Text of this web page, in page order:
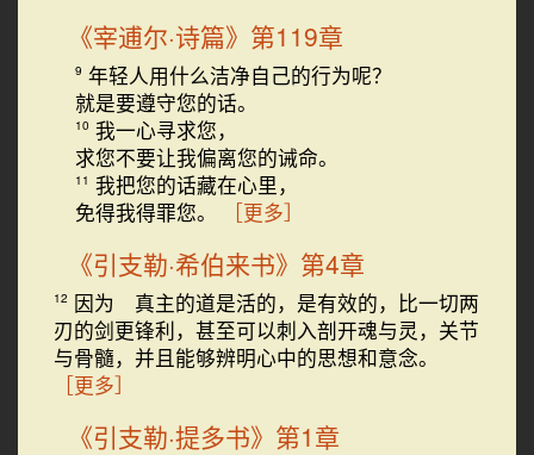
《宰逋尔·诗篇》第119章
9 年轻人用什么洁净自己的行为呢？
就是要遵守您的话。
10 我一心寻求您，
求您不要让我偏离您的诫命。
11 我把您的话藏在心里，
免得我得罪您。
［更多］
《引支勒·希伯来书》第4章
12 因为 真主的道是活的，是有效的，比一切两
刃的剑更锋利，甚至可以刺入剖开魂与灵，关节
与骨髓，并且能够辨明心中的思想和意念。
［更多］
《引支勒·提多书》第1章